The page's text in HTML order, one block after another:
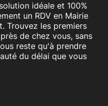
idéale et 100%
un RDV en Mairie
Trouvez les premiers
de chez vous, sans
reste qu'à prendre
du délai que vous